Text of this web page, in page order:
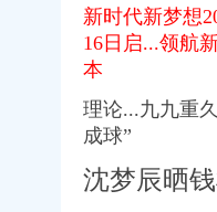
应急手册-经开区-合肥市人
企业调研-达州市人民
作人员公告-江西公选遴
-新华网安徽频道
设工作方案》的通知
设公司争创工作
年报,企业换证-企汇网
新时代新梦想
16日启...领航
本
理论...九九重
成球”
沈梦辰晒